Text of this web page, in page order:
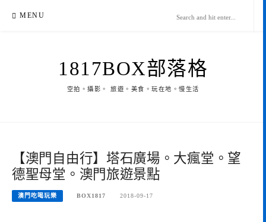
MENU
1817BOX部落格
空拍。攝影。 旅遊。美食。玩在地。慢生活
【澳門自由行】塔石廣場。大瘋堂。望
德聖母堂。澳門旅遊景點
澳門吃喝玩樂 BOX1817 2018-09-17